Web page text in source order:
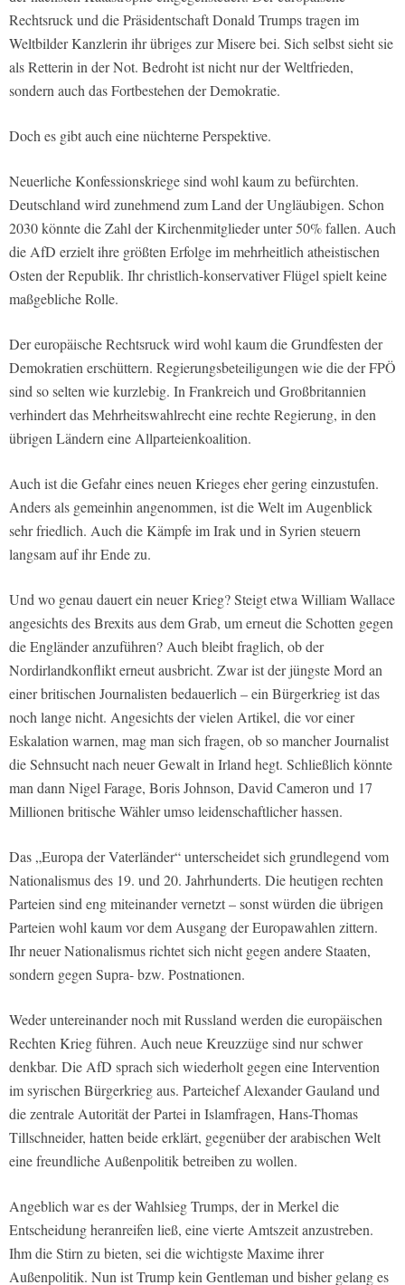
Rechtsruck und die Präsidentschaft Donald Trumps tragen im
Weltbilder Kanzlerin ihr übriges zur Misere bei. Sich selbst sieht sie
als Retterin in der Not. Bedroht ist nicht nur der Weltfrieden,
sondern auch das Fortbestehen der Demokratie.
Doch es gibt auch eine nüchterne Perspektive.
Neuerliche Konfessionskriege sind wohl kaum zu befürchten.
Deutschland wird zunehmend zum Land der Ungläubigen. Schon
2030 könnte die Zahl der Kirchenmitglieder unter 50% fallen. Auch
die AfD erzielt ihre größten Erfolge im mehrheitlich atheistischen
Osten der Republik. Ihr christlich-konservativer Flügel spielt keine
maßgebliche Rolle.
Der europäische Rechtsruck wird wohl kaum die Grundfesten der
Demokratien erschüttern. Regierungsbeteiligungen wie die der FPÖ
sind so selten wie kurzlebig. In Frankreich und Großbritannien
verhindert das Mehrheitswahlrecht eine rechte Regierung, in den
übrigen Ländern eine Allparteienkoalition.
Auch ist die Gefahr eines neuen Krieges eher gering einzustufen.
Anders als gemeinhin angenommen, ist die Welt im Augenblick
sehr friedlich. Auch die Kämpfe im Irak und in Syrien steuern
langsam auf ihr Ende zu.
Und wo genau dauert ein neuer Krieg? Steigt etwa William Wallace
angesichts des Brexits aus dem Grab, um erneut die Schotten gegen
die Engländer anzuführen? Auch bleibt fraglich, ob der
Nordirlandkonflikt erneut ausbricht. Zwar ist der jüngste Mord an
einer britischen Journalisten bedauerlich – ein Bürgerkrieg ist das
noch lange nicht. Angesichts der vielen Artikel, die vor einer
Eskalation warnen, mag man sich fragen, ob so mancher Journalist
die Sehnsucht nach neuer Gewalt in Irland hegt. Schließlich könnte
man dann Nigel Farage, Boris Johnson, David Cameron und 17
Millionen britische Wähler umso leidenschaftlicher hassen.
Das „Europa der Vaterländer“ unterscheidet sich grundlegend vom
Nationalismus des 19. und 20. Jahrhunderts. Die heutigen rechten
Parteien sind eng miteinander vernetzt – sonst würden die übrigen
Parteien wohl kaum vor dem Ausgang der Europawahlen zittern.
Ihr neuer Nationalismus richtet sich nicht gegen andere Staaten,
sondern gegen Supra- bzw. Postnationen.
Weder untereinander noch mit Russland werden die europäischen
Rechten Krieg führen. Auch neue Kreuzzüge sind nur schwer
denkbar. Die AfD sprach sich wiederholt gegen eine Intervention
im syrischen Bürgerkrieg aus. Parteichef Alexander Gauland und
die zentrale Autorität der Partei in Islamfragen, Hans-Thomas
Tillschneider, hatten beide erklärt, gegenüber der arabischen Welt
eine freundliche Außenpolitik betreiben zu wollen.
Angeblich war es der Wahlsieg Trumps, der in Merkel die
Entscheidung heranreifen ließ, eine vierte Amtszeit anzustreben.
Ihm die Stirn zu bieten, sei die wichtigste Maxime ihrer
Außenpolitik. Nun ist Trump kein Gentleman und bisher gelang es